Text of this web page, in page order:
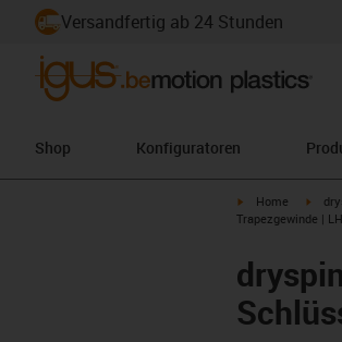
Versandfertig ab 24 Stunden
Shop Konfiguratoren
igus-icon-arrow-
Home
Trapezgewinde | LH